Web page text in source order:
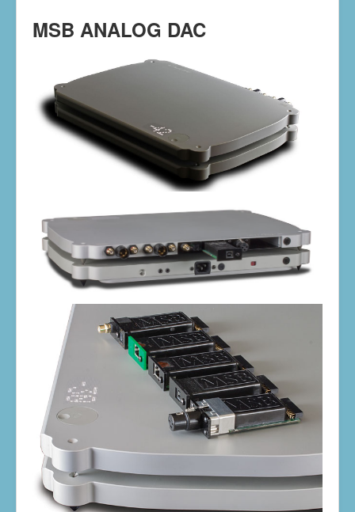
MSB ANALOG DAC